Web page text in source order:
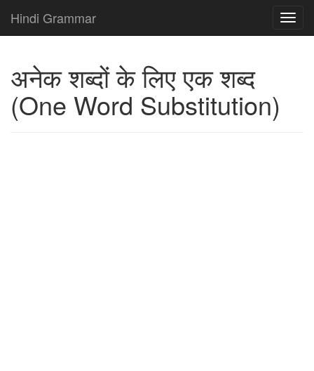
Hindi Grammar
अनेक शब्दों के लिए एक शब्द
(One Word Substitution)